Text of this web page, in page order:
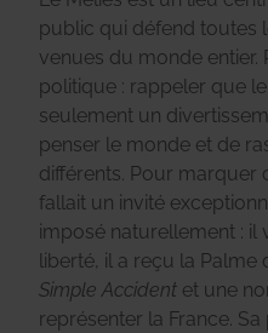
public qui défend toutes
venues du monde entier.
politique : rappeler que le
seulement un
penser le monde et de
différents. Pour marquer
fallait un invité
imposé naturellement : il
liberté, il a reçu la Palme
Simple Accident et une
représenter la France.